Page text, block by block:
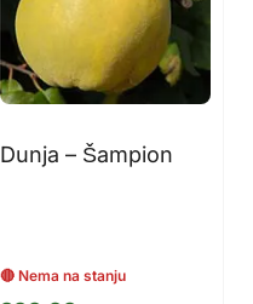
Dunja – Šampion